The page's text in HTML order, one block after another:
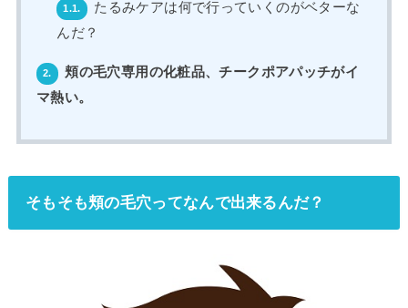
1.1.
たるみケアは何で行っていくのがベターな
んだ？
2.
頬の毛穴専用の化粧品、チークポアパッチがイ
マ熱い。
そもそも頬の毛穴ってなんで出来るんだ？